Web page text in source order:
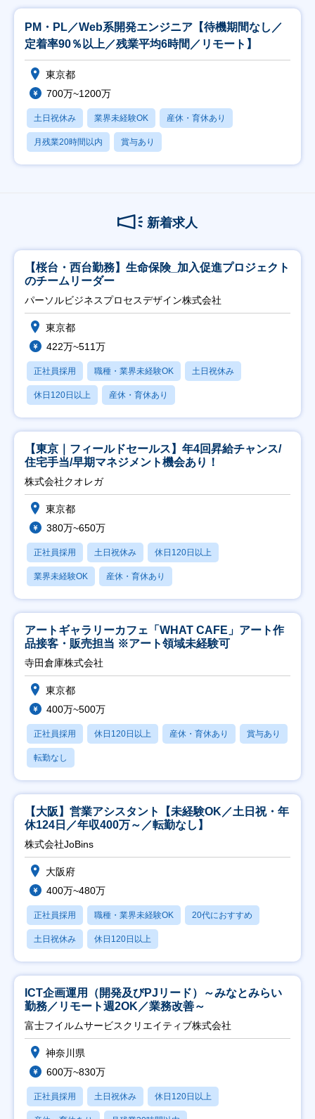
PM・PL／Web系開発エンジニア【待機期間なし／
定着率90％以上／残業平均6時間／リモート】
東京都
700万~1200万
土日祝休み 業界未経験OK 産休・育休あり
月残業20時間以内 賞与あり
新着求人
【桜台・西台勤務】生命保険_加入促進プロジェクト
のチームリーダー
パーソルビジネスプロセスデザイン株式会社
東京都
422万~511万
正社員採用 職種・業界未経験OK 土日祝休み
休日120日以上 産休・育休あり
【東京｜フィールドセールス】年4回昇給チャンス/
住宅手当/早期マネジメント機会あり！
株式会社クオレガ
東京都
380万~650万
正社員採用 土日祝休み 休日120日以上
業界未経験OK 産休・育休あり
アートギャラリーカフェ「WHAT CAFE」アート作
品接客・販売担当 ※アート領域未経験可
寺田倉庫株式会社
東京都
400万~500万
正社員採用 休日120日以上 産休・育休あり 賞与あり
転勤なし
【大阪】営業アシスタント【未経験OK／土日祝・年
休124日／年収400万～／転勤なし】
株式会社JoBins
大阪府
400万~480万
正社員採用 職種・業界未経験OK 20代におすすめ
土日祝休み 休日120日以上
ICT企画運用（開発及びPJリード）～みなとみらい
勤務／リモート週2OK／業務改善～
富士フイルムサービスクリエイティブ株式会社
神奈川県
600万~830万
正社員採用 土日祝休み 休日120日以上